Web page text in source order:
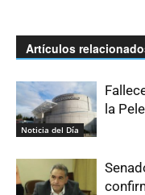
Artículos
Noticia del Día
la